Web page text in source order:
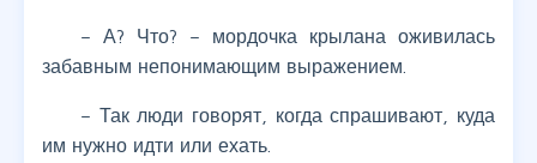
– А? Что? – мордочка крылана оживилась
забавным непонимающим выражением.
– Так люди говорят, когда спрашивают, куда
им нужно идти или ехать.